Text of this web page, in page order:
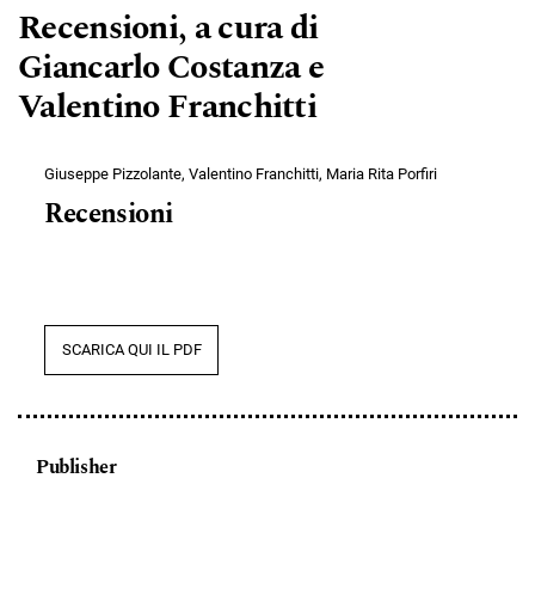
Recensioni, a cura di
Giancarlo Costanza e
Valentino Franchitti
Giuseppe Pizzolante, Valentino Franchitti, Maria Rita Porfiri
Recensioni
SCARICA QUI IL PDF
Publisher